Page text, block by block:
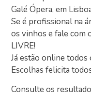
Galé Ópera, em
Se é profissional na
os vinhos e fale com
LIVRE!
Já estão online todos
Escolhas felicita
Consulte os